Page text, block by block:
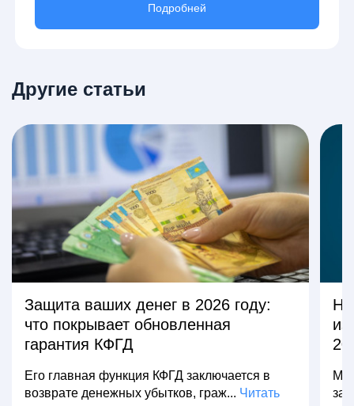
Подробней
Другие статьи
Защита ваших денег в 2026 году:
что покрывает обновленная
гарантия КФГД
Его главная функция КФГД заключается в
возврате денежных убытков, граж... Читать